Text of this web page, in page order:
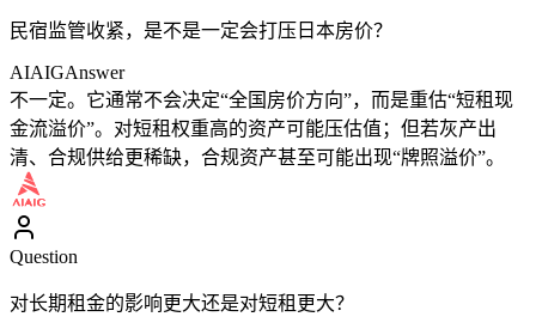
民宿监管收紧，是不是一定会打压日本房价？
AIAIGAnswer
不一定。它通常不会决定“全国房价方向”，而是重估“短租现
金流溢价”。对短租权重高的资产可能压估值；但若灰产出
清、合规供给更稀缺，合规资产甚至可能出现“牌照溢价”。
Question
对长期租金的影响更大还是对短租更大？